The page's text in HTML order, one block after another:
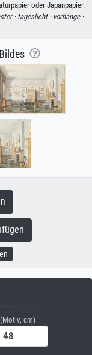
oder Japanpapier.
· tageslicht · vorhänge ·
cm)